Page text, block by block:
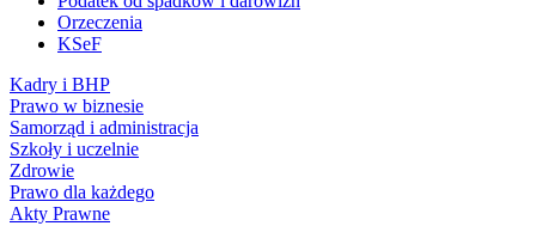
Orzeczenia
KSeF
Kadry i BHP
Prawo w biznesie
Samorząd i administracja
Szkoły i uczelnie
Zdrowie
Prawo dla każdego
Akty Prawne